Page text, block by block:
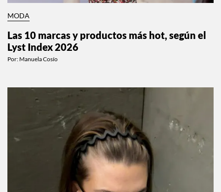
MODA
Las 10 marcas y productos más hot, según el
Lyst Index 2026
Por: Manuela Cosío